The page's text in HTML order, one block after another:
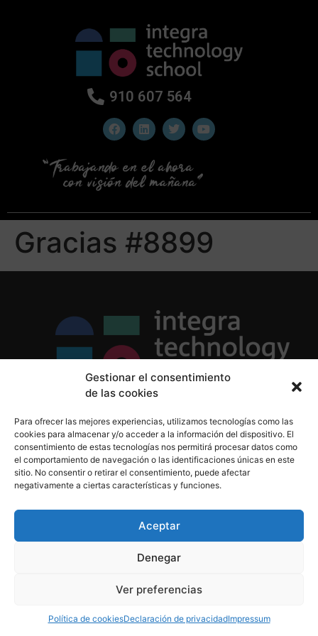
Gestionar el consentimiento
de las cookies
Para ofrecer las mejores experiencias, utilizamos tecnologías como las
cookies para almacenar y/o acceder a la información del dispositivo. El
consentimiento de estas tecnologías nos permitirá procesar datos como
el comportamiento de navegación o las identificaciones únicas en este
sitio. No consentir o retirar el consentimiento, puede afectar
negativamente a ciertas características y funciones.
Aceptar
Denegar
Ver preferencias
Política de cookiesDeclaración de privacidadImpressum
910 607 564
Gracias #8899
Política de Cookies
Aviso Legal
910 607 564
derechos reservados